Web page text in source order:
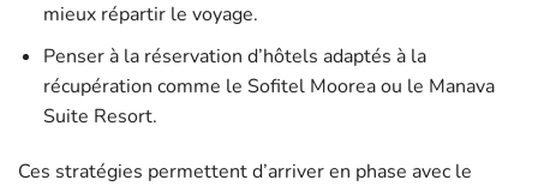
mieux répartir le voyage.
Penser à la réservation d’hôtels adaptés à la
récupération comme le Sofitel Moorea ou le Manava
Suite Resort.
Ces stratégies permettent d’arriver en phase avec le